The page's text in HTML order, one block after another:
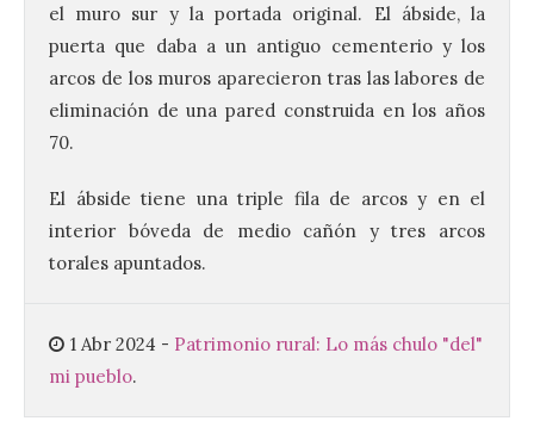
el muro sur y la portada original. El ábside, la
puerta que daba a un antiguo cementerio y los
arcos de los muros aparecieron tras las labores de
eliminación de una pared construida en los años
70.
El ábside tiene una triple fila de arcos y en el
interior bóveda de medio cañón y tres arcos
torales apuntados.
1 Abr 2024 - Patrimonio rural: Lo más chulo "del"
mi pueblo.
Santander aconseja acudir
a pie o en transporte
público y evitar el
vehículo privado para el
eclipse
El TUS cuenta con líneas
que llegan a la zona en
puntos como el faro de
reforzará la movilidad con un servicio
especial de lanzaderas desde el PCTCAN
a Ciriego. El Ayuntamiento de […]